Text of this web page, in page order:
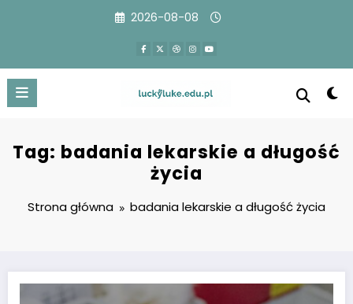
2026-08-08
Tag: badania lekarskie a długość
życia
Strona główna badania lekarskie a długość życia